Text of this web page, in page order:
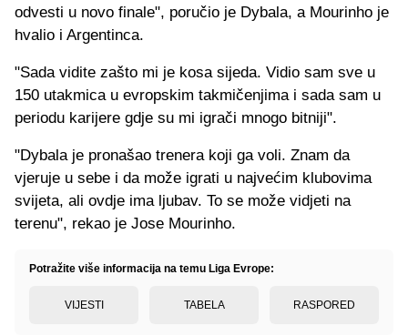
odvesti u novo finale", poručio je Dybala, a Mourinho je
hvalio i Argentinca.
"Sada vidite zašto mi je kosa sijeda. Vidio sam sve u
150 utakmica u evropskim takmičenjima i sada sam u
periodu karijere gdje su mi igrači mnogo bitniji".
"Dybala je pronašao trenera koji ga voli. Znam da
vjeruje u sebe i da može igrati u najvećim klubovima
svijeta, ali ovdje ima ljubav. To se može vidjeti na
terenu", rekao je Jose Mourinho.
Potražite više informacija na temu Liga Evrope:
VIJESTI TABELA RASPORED